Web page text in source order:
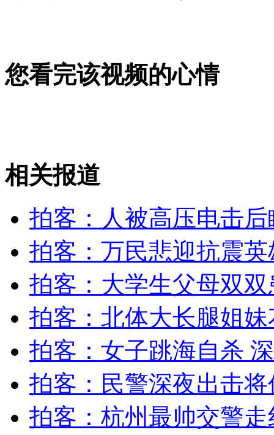
无痛分娩是否安全 医生回应
外交部：反对强权政治霸凌主义
外交部：有关国家言论片面不公正
安徽一实载49人客车翻车
走！跟着总书记去植树
消防员救轻生者 花炮节热闹非凡 减压"枕头大战"
您看完该视频的心情
相关报道
拍客：人被高压电击
拍客：万民悲迎抗震英
拍客：大学生父母双
拍客：北体大长腿姐
拍客：女子跳海自杀
拍客：民警深夜出击
拍客：杭州最帅交警